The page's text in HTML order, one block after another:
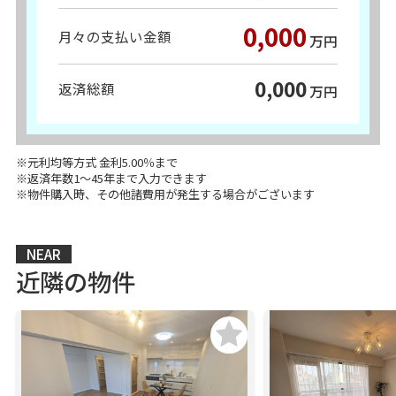
月々の支払い金額 0,000 万円
返済総額 0,000万円
※元利均等方式 金利5.00％まで
※返済年数1～45年まで入力できます
※物件購入時、その他諸費用が発生する場合がございます
NEAR
近隣の物件